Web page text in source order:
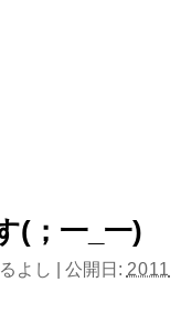
(；一_一)
よし 公開日: 2011